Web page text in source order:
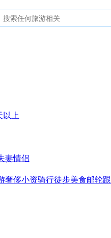
以上
妻情侣
奢侈小资骑行徒步美食邮轮